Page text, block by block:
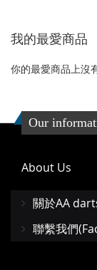
我的最愛商品
你的最愛商品上沒
Our
About Us
關於AA
聯繫我們